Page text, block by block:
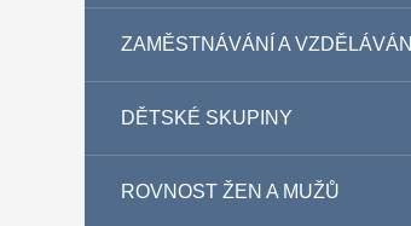
ZAMĚSTNÁVÁNÍ A VZDĚLÁVÁNÍ
DĚTSKÉ SKUPINY
ROVNOST ŽEN A MUŽŮ